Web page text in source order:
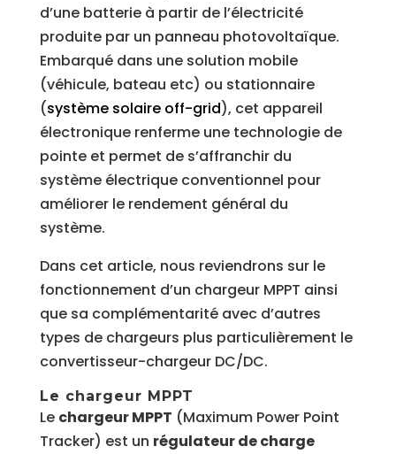
d’une batterie à partir de l’électricité
produite par un panneau photovoltaïque.
Embarqué dans une solution mobile
(véhicule, bateau etc) ou stationnaire
(système solaire off-grid), cet appareil
électronique renferme une technologie de
pointe et permet de s’affranchir du
système électrique conventionnel pour
améliorer le rendement général du
système.
Dans cet article, nous reviendrons sur le
fonctionnement d’un chargeur MPPT ainsi
que sa complémentarité avec d’autres
types de chargeurs plus particulièrement le
convertisseur-chargeur DC/DC.
Le chargeur MPPT
Le chargeur MPPT (Maximum Power Point
Tracker) est un régulateur de charge